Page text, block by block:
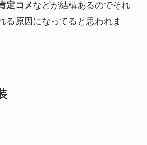
定コメなどが結構あるのでそれ
る原因になってると思われま